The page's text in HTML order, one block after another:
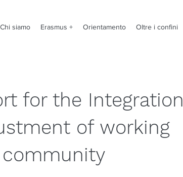
Chi siamo Erasmus + Orientamento Oltre i confini
for the Integration
of working